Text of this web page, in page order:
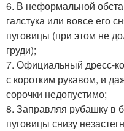
6. В неформальной
галстука или вовсе его
пуговицы (при этом не
груди);
7. Официальный дресс-
с коротким рукавом, и
сорочки недопустимо;
8. Заправляя рубашку в
пуговицы снизу